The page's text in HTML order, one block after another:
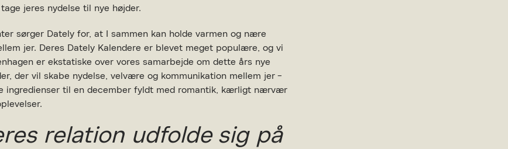
jeres nydelse til nye højder.
sørger Dately for, at I sammen kan holde varmen og nære
jer. Deres Dately Kalendere er blevet meget populære, og vi
er ekstatiske over vores samarbejde om dette års nye
der vil skabe nydelse, velvære og kommunikation mellem jer -
ingredienser til en december fyldt med romantik, kærligt nærvær
relation udfolde sig på